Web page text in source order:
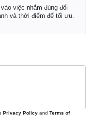
việc nhắm đúng đối
và thời điểm để tối ưu.
Privacy Policy and Terms of